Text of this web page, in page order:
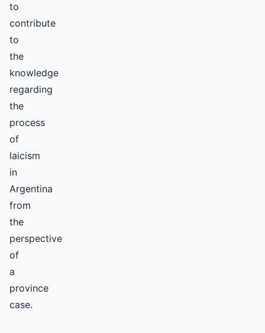
to
contribute
to
the
knowledge
regarding
the
process
of
laicism
in
Argentina
from
the
perspective
of
a
province
case.